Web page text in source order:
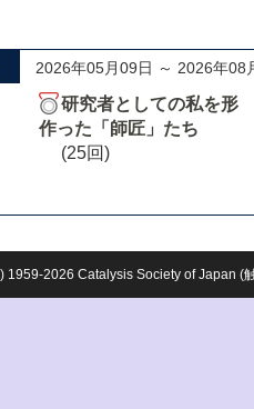
2026年05月09日 ～ 2026年08
研究者としての私を形
作った「師匠」たち
(25回)
1959-2026 Catalysis Society of Japan (